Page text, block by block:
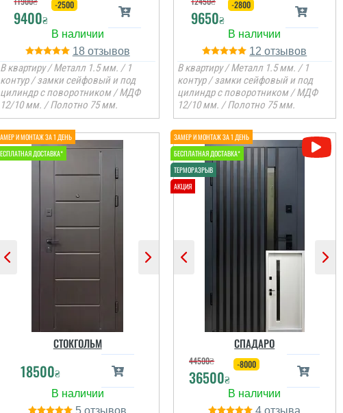
Руслана
присутність, я змогла
оформити замовлення
та встановити двері....
читати всі відгуки
Віктор
Сервіс на рівні,
прибрали. Загалом
непогано
читати всі відгуки
9400₴
-2500
18
В квартиру / Металл 1.5 мм. / 1
контур / замки сейфовый и под
цилиндр с поворотником / МДФ
12/10 мм. / Полотно 75 мм.
9650₴
-2800
12
В квартиру / Металл 1.5 мм. / 1
контур / замки сейфовый и под
цилиндр с поворотником / МДФ
12/10 мм. / Полотно 75 мм.
СТОКГОЛЬМ
18500₴
5
СПАДАРО
44500₴
36500₴
-8000
4